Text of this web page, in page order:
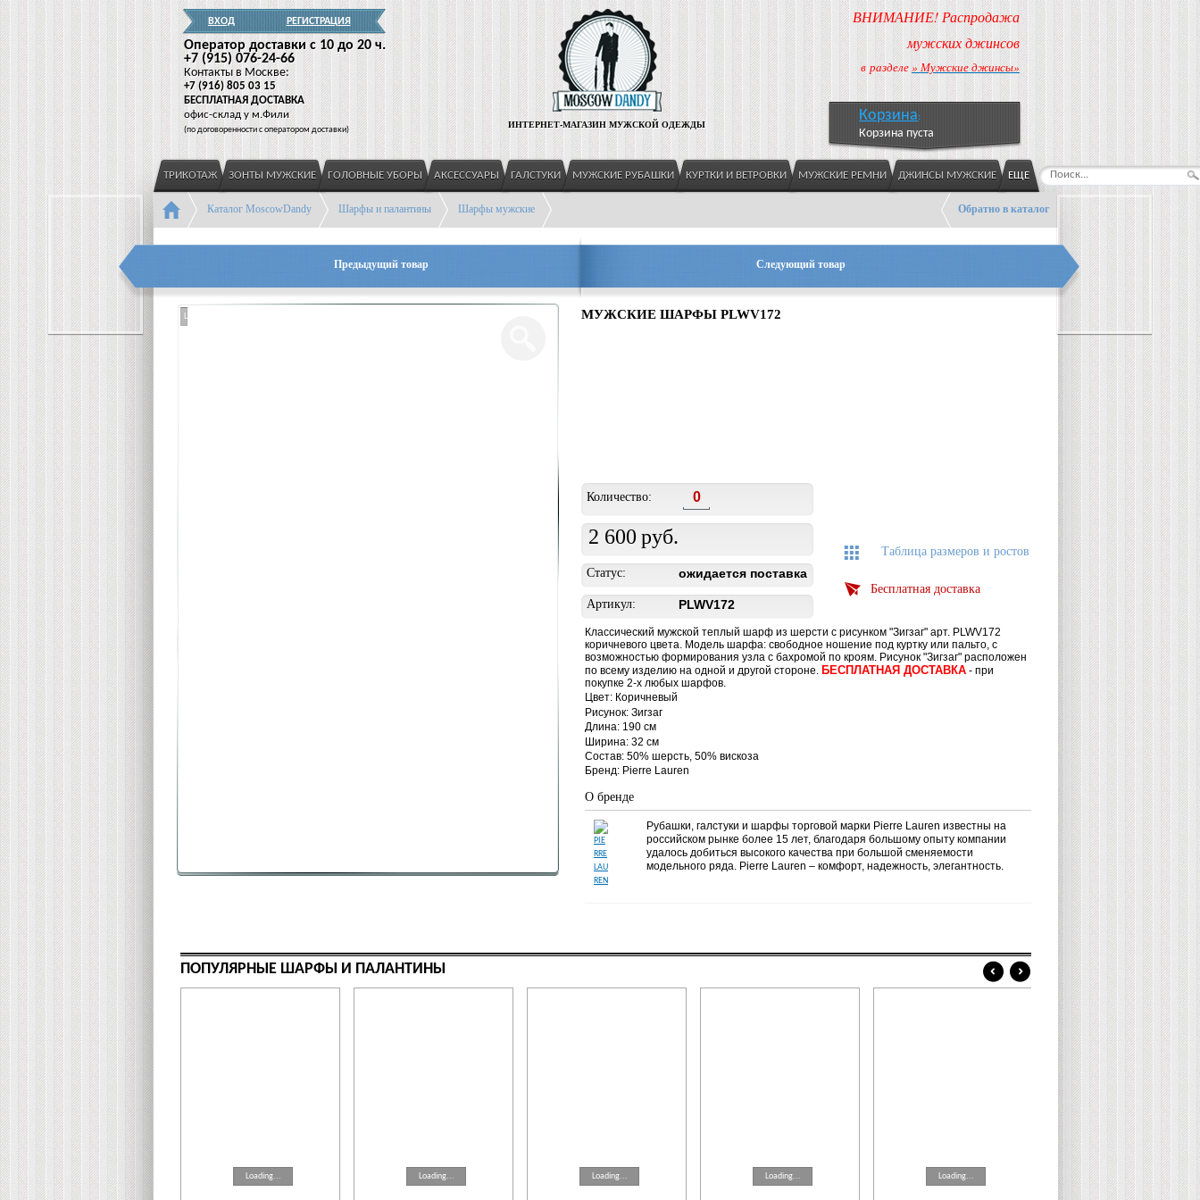
ВХОД РЕГИСТРАЦИЯ
Оператор доставки c 10 до 20 ч.
+7 (915) 076-24-66
Контакты в Москве:
+7 (916) 805 03 15
БЕСПЛАТНАЯ ДОСТАВКА
офис-склад у м.Фили
(по договоренности с оператором доставки) ИНТЕРНЕТ-МАГАЗИН МУЖСКОЙ ОДЕЖДЫ
ВНИМАНИЕ! Распродажа
мужских джинсов
в разделе» Мужские джинсы»
Корзина:
Корзина пуста
ТРИКОТАЖ ЗОНТЫ МУЖСКИЕ ГОЛОВНЫЕ УБОРЫ АКСЕССУАРЫ ГАЛСТУКИ МУЖСКИЕ РУБАШКИ КУРТКИ И ВЕТРОВКИ МУЖСКИЕ РЕМНИ ДЖИНСЫ МУЖСКИЕ ЕЩЕ
Каталог MoscowDandy Шарфы и палантины Шарфы мужские Обратно в каталог
Предыдущий товар Следующий товар
Loading... МУЖСКИЕ ШАРФЫ PLWV172
Количество:
2 600 руб.
Статус: ожидается поставка
Артикул: PLWV172
Таблица размеров и ростов
Бесплатная доставка
Классический мужской теплый шарф из шерсти с рисунком "Зигзаг" арт. PLWV172
коричневого цвета. Модель шарфа: свободное ношение под куртку или пальто, с
возможностью формирования узла с бахромой по кроям. Рисунок "Зигзаг" расположен
по всему изделию на одной и другой стороне. БЕСПЛАТНАЯ ДОСТАВКА - при
покупке 2-х любых шарфов.
Цвет: Коричневый
Рисунок: Зигзаг
Длина: 190 см
Ширина: 32 см
Состав: 50% шерсть, 50% вискоза
Бренд: Pierre Lauren
О бренде
Рубашки, галстуки и шарфы торговой марки Pierre Lauren известны на
российском рынке более 15 лет, благодаря большому опыту компании
удалось добиться высокого качества при большой сменяемости
модельного ряда. Pierre Lauren – комфорт, надежность, элегантность.
ПОПУЛЯРНЫЕ ШАРФЫ И ПАЛАНТИНЫ
Loading... Loading... Loading... Loading... Loading... Loading...